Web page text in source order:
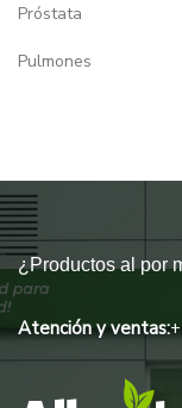
Próstata
Pulmones
¿Productos al por
Atención y ventas: